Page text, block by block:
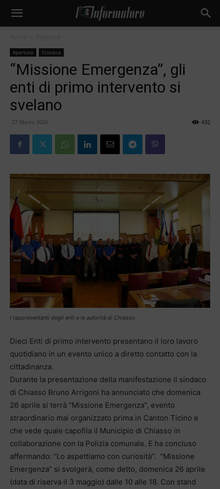
Apertura Cronaca
“Missione Emergenza”, gli
enti di primo intervento si
svelano
27 Marzo 2026 432
I rappresentanti degli enti e le autorità di Chiasso.
Dieci Enti di primo intervento presentano il loro lavoro
quotidiano in un evento unico a diretto contatto con la
cittadinanza.
Durante la presentazione della manifestazione il sindaco
di Chiasso Bruno Arrigoni ha annunciato che domenica
26 aprile si terrà “Missione Emergenza”, evento
straordinario mai organizzato prima in Canton Ticino e
che vede quale capofila il Municipio di Chiasso in
collaborazione con la Polizia comunale. E ha concluso
affermando: “Lo aspettiamo con curiosità”. “Missione
Emergenza” si svolgerà, come detto, domenica 26 aprile
(data di riserva il 3 maggio) dalle 10 alle 18. Con stand